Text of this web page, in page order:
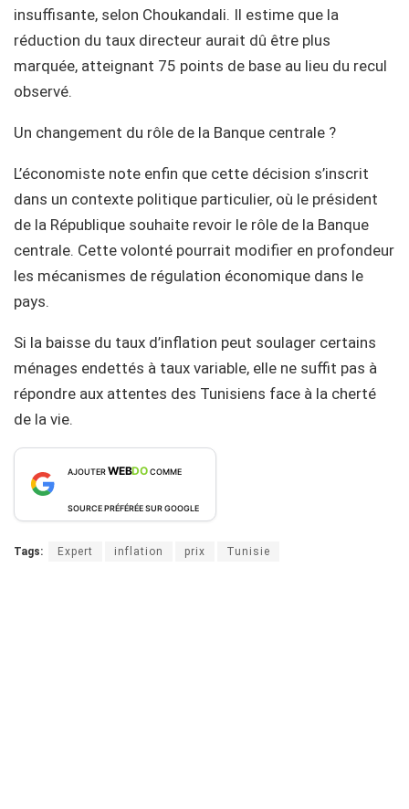
insuffisante, selon Choukandali. Il estime que la
réduction du taux directeur aurait dû être plus
marquée, atteignant 75 points de base au lieu du recul
observé.
Un changement du rôle de la Banque centrale ?
L’économiste note enfin que cette décision s’inscrit
dans un contexte politique particulier, où le président
de la République souhaite revoir le rôle de la Banque
centrale. Cette volonté pourrait modifier en profondeur
les mécanismes de régulation économique dans le
pays.
Si la baisse du taux d’inflation peut soulager certains
ménages endettés à taux variable, elle ne suffit pas à
répondre aux attentes des Tunisiens face à la cherté
de la vie.
AJOUTERWEBDOCOMME
SOURCE PRÉFÉRÉE SUR GOOGLE
Tags: Expert inflation prix Tunisie